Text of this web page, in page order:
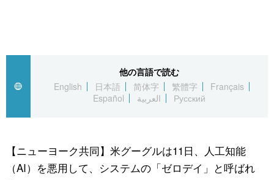
Русский
国際
社会
文化
アーカイブ
Japan Data
旅と暮らし
動画/Live
文化
科学・技術
暮らし
スポーツ・東京2020
他の言語で読む
English
日本語 简体字 繁體字
Français
Español
العربية Русский
【ニューヨーク共同】米グーグルは11日、人工知能
（AI）を悪用して、システムの「ゼロデイ」と呼ばれ